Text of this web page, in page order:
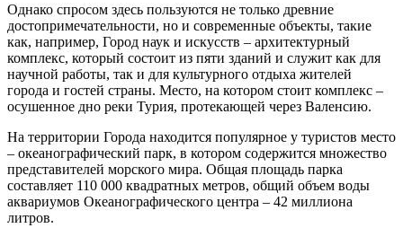
Однако спросом здесь пользуются не только древние
достопримечательности, но и современные объекты, такие
как, например, Город наук и искусств – архитектурный
комплекс, который состоит из пяти зданий и служит как для
научной работы, так и для культурного отдыха жителей
города и гостей страны. Место, на котором стоит комплекс –
осушенное дно реки Турия, протекающей через Валенсию.
На территории Города находится популярное у туристов место
– океанографический парк, в котором содержится множество
представителей морского мира. Общая площадь парка
составляет 110 000 квадратных метров, общий объем воды
аквариумов Океанографического центра – 42 миллиона
литров.